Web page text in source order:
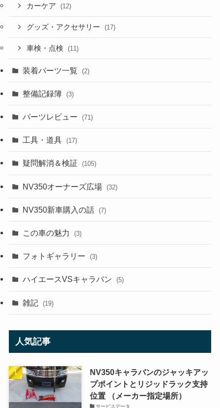
カーケア (12)
グッズ・アクセサリー (17)
車検・点検 (11)
装着パーツ一覧 (2)
整備記録簿 (3)
パーツレビュー (71)
工具・道具 (17)
疑問解消＆検証 (105)
NV350オーナーズ広場 (32)
NV350新車購入の話 (7)
この車の魅力 (3)
フォトギャラリー (3)
ハイエースVSキャラバン (5)
雑記 (19)
人気記事
NV350キャラバンのジャッキアッ
プポイントとリジッドラック支持
位置 （メーカー指定場所）
サービスデータ